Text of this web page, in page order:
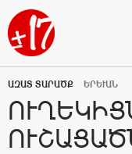
Որոնում
ԱՆՑՆԵԼ
ԱԶԱՏ ՏԱՐԱԾՔ ԵՐԵՒԱՆ